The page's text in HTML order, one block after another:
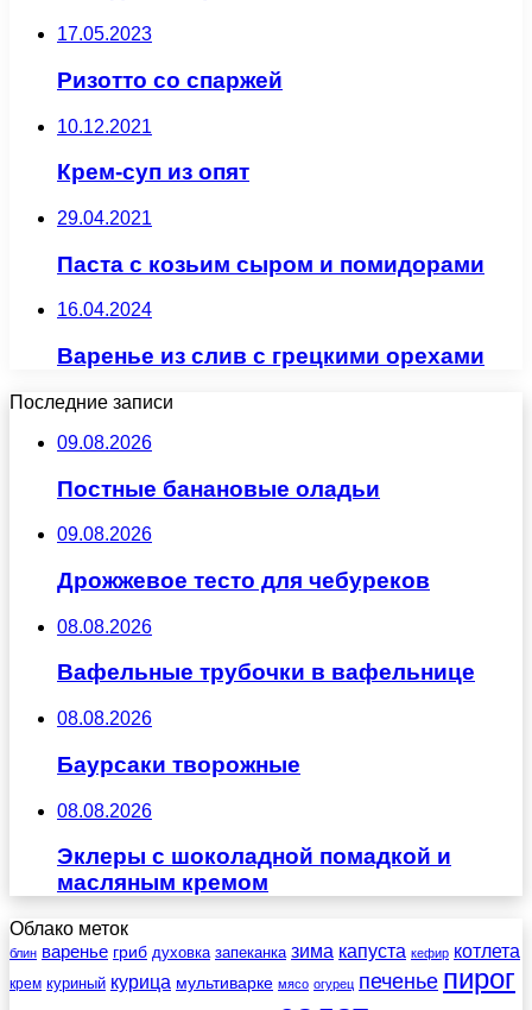
17.05.2023
Ризотто со спаржей
10.12.2021
Крем-суп из опят
29.04.2021
Паста с козьим сыром и помидорами
16.04.2024
Варенье из слив с грецкими орехами
Последние записи
09.08.2026
Постные банановые оладьи
09.08.2026
Дрожжевое тесто для чебуреков
08.08.2026
Вафельные трубочки в вафельнице
08.08.2026
Баурсаки творожные
08.08.2026
Эклеры с шоколадной помадкой и
масляным кремом
Облако меток
блин варенье гриб духовка запеканка зима капуста кефир котлета
крем куриный курица мультиварке мясо огурец печенье пирог